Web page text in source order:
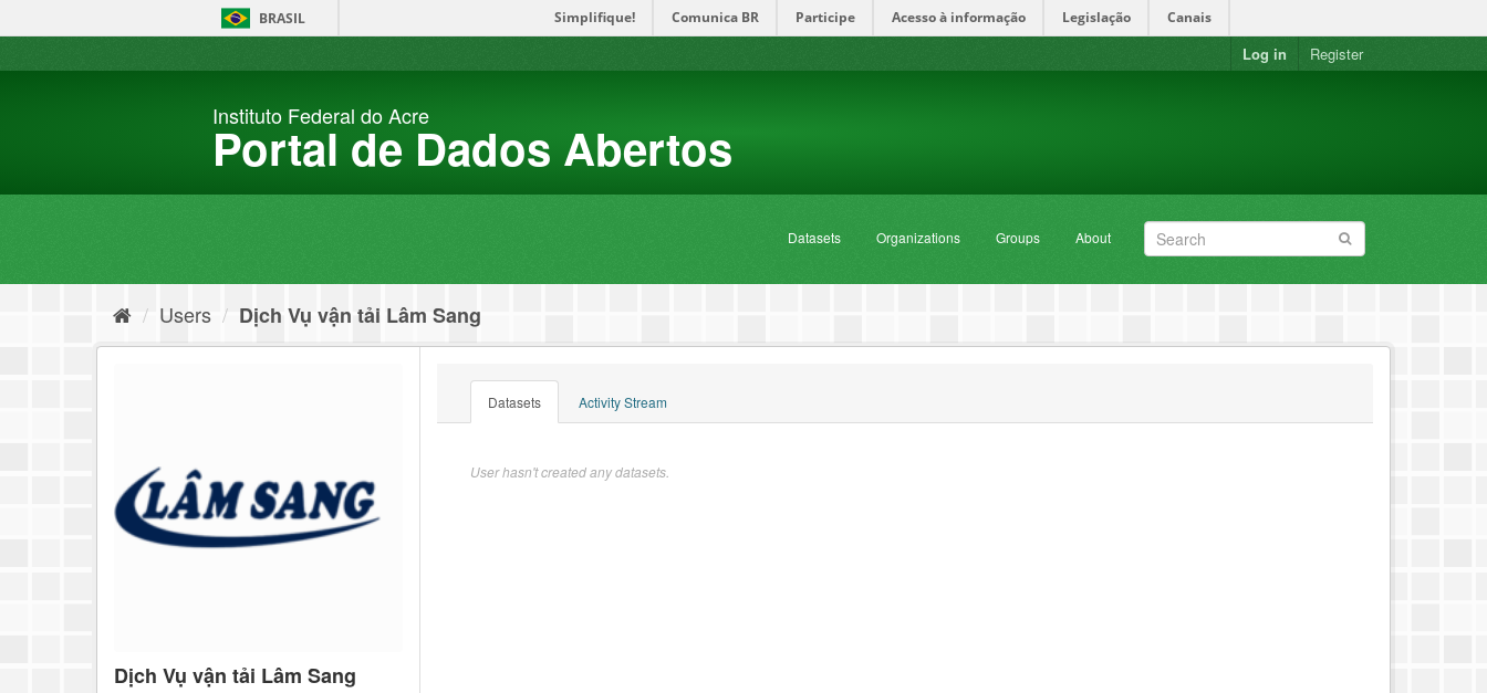
BRASIL Simplifique! Comunica BR Participe Acesso à informação Legislação Canais
Log in Register
Instituto Federal do Acre
Portal de Dados Abertos
Datasets Organizations Groups About
Users Dịch Vụ vận tải Lâm Sang
Dịch Vụ vận tải Lâm Sang
Datasets Activity Stream
User hasn't created any datasets.